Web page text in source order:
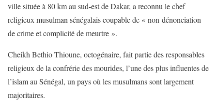
ville située à 80 km au sud-est de Dakar, a reconnu le chef
religieux musulman sénégalais coupable de « non-dénonciation
de crime et complicité de meurtre ».
Cheikh Bethio Thioune, octogénaire, fait partie des responsables
religieux de la confrérie des mourides, l’une des plus influentes de
l’islam au Sénégal, un pays où les musulmans sont largement
majoritaires.